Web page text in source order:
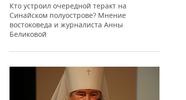
Кто устроил очередной теракт на
Синайском полуострове? Мнение
востоковеда и журналиста Анны
Беликовой